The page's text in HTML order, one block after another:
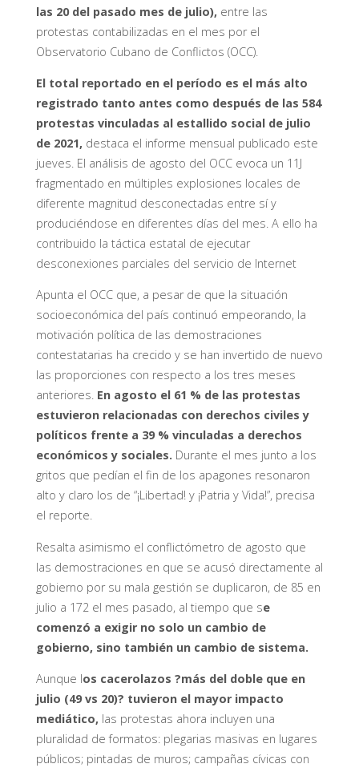
las 20 del pasado mes de julio), entre las
protestas contabilizadas en el mes por el
Observatorio Cubano de Conflictos (OCC).
El total reportado en el período es el más alto
registrado tanto antes como después de las 584
protestas vinculadas al estallido social de julio
de 2021, destaca el informe mensual publicado este
jueves. El análisis de agosto del OCC evoca un 11J
fragmentado en múltiples explosiones locales de
diferente magnitud desconectadas entre sí y
produciéndose en diferentes días del mes. A ello ha
contribuido la táctica estatal de ejecutar
desconexiones parciales del servicio de Internet
Apunta el OCC que, a pesar de que la situación
socioeconómica del país continuó empeorando, la
motivación política de las demostraciones
contestatarias ha crecido y se han invertido de nuevo
las proporciones con respecto a los tres meses
anteriores. En agosto el 61 % de las protestas
estuvieron relacionadas con derechos civiles y
políticos frente a 39 % vinculadas a derechos
económicos y sociales. Durante el mes junto a los
gritos que pedían el fin de los apagones resonaron
alto y claro los de “¡Libertad! y ¡Patria y Vida!”, precisa
el reporte.
Resalta asimismo el conflictómetro de agosto que
las demostraciones en que se acusó directamente al
gobierno por su mala gestión se duplicaron, de 85 en
julio a 172 el mes pasado, al tiempo que se
comenzó a exigir no solo un cambio de
gobierno, sino también un cambio de sistema.
Aunque los cacerolazos ?más del doble que en
julio (49 vs 20)? tuvieron el mayor impacto
mediático, las protestas ahora incluyen una
pluralidad de formatos: plegarias masivas en lugares
públicos; pintadas de muros; campañas cívicas con